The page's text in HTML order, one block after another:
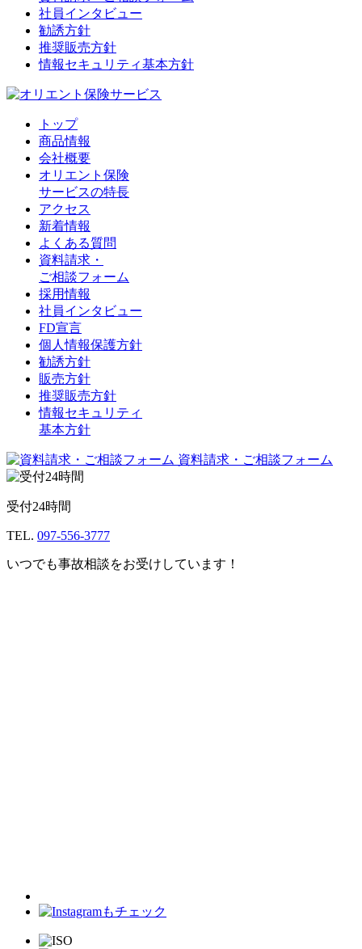
社員インタビュー
勧誘方針
推奨販売方針
情報セキュリティ基本方針
トップ
商品情報
会社概要
オリエント保険
サービスの特長
アクセス
新着情報
よくある質問
資料請求・
ご相談フォーム
採用情報
社員インタビュー
FD宣言
個人情報保護方針
勧誘方針
販売方針
推奨販売方針
情報セキュリティ
基本方針
資料請求・ご相談フォーム
受付24時間
TEL. 097-556-3777
いつでも事故相談をお受けしています！